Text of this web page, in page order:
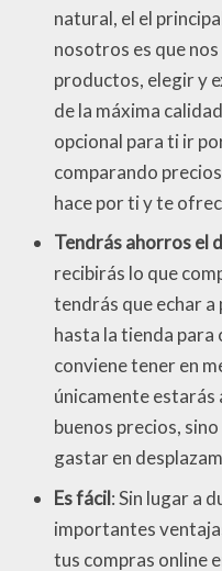
natural, el el
nosotros es que
productos, elegir y
de la máxima
opcional para ti ir
comparando
hace por ti y te
Tendrás ahorros el
recibirás lo que
tendrás que echar
hasta la tienda para
conviene tener en
únicamente
buenos precios,
gastar en
Es fácil: Sin lugar a
importantes
tus compras online